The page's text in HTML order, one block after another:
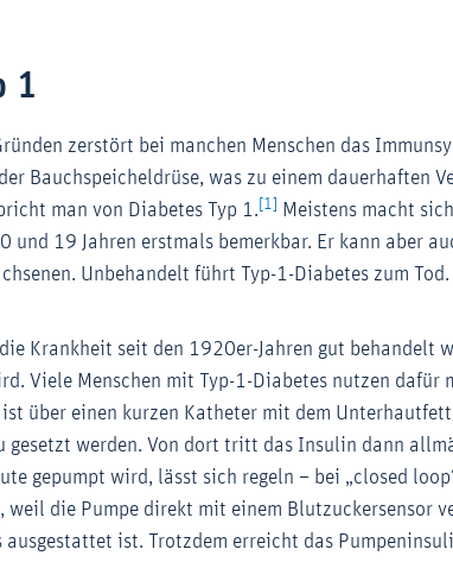
1
zerstört bei manchen Menschen das
Bauchspeicheldrüse, was zu einem dauerhaften
man von Diabetes Typ 1. [1] Meistens macht
und 19 Jahren erstmals bemerkbar. Er kann aber
Unbehandelt führt Typ-1-Diabetes zum Tod.
Krankheit seit den 1920er-Jahren gut behandelt
Viele Menschen mit Typ-1-Diabetes nutzen dafür
über einen kurzen Katheter mit dem
gesetzt werden. Von dort tritt das Insulin dann
gepumpt wird, lässt sich regeln – bei „closed
die Pumpe direkt mit einem Blutzuckersensor
ausgestattet ist. Trotzdem erreicht das